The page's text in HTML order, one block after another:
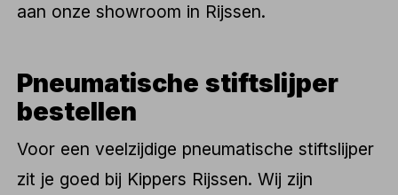
aan onze showroom in Rijssen.
Pneumatische stiftslijper
bestellen
Voor een veelzijdige pneumatische stiftslijper
zit je goed bij Kippers Rijssen. Wij zijn